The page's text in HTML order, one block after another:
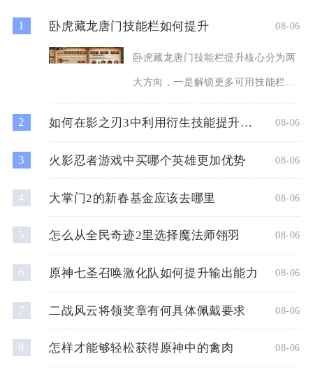
1 卧虎藏龙唐门技能栏如何提升 08-06
卧虎藏龙唐门技能栏提升核心分为两
大方向，一是解锁更多可用技能栏
位，二是优化栏内技能配置、强
2 如何在影之刃3中利用衍生技能提升战斗力 08-06
3 火影忍者游戏中买哪个英雄更加优势 08-06
4 大掌门2的新春基金应该去哪里 08-06
5 怎么从全民奇迹2里选择魔法师翎羽 08-06
6 原神七圣召唤激化队如何提升输出能力 08-06
7 二战风云将领奖章有何具体佩戴要求 08-06
8 怎样才能够轻松获得原神中的禽肉 08-06